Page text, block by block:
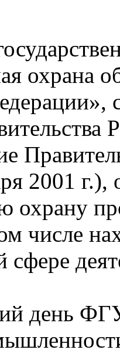
охрана
2001 г.),
охрану
числе
сфере
день